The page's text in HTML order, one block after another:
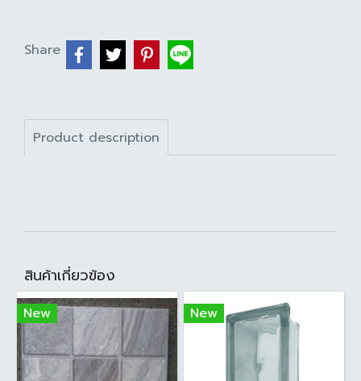
Share
Product description
สินค้าเกี่ยวข้อง
New New